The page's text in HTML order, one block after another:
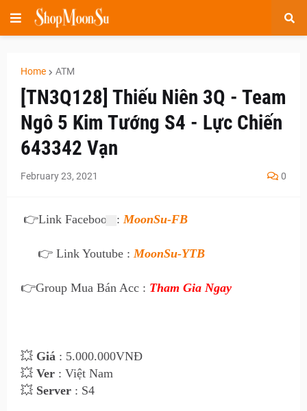
Home ATM
[TN3Q128] Thiếu Niên 3Q - Team
Ngô 5 Kim Tướng S4 - Lực Chiến
643342 Vạn
February 23, 2021 0
👉Link Facebook :MoonSu-FB
👉 Link Youtube : MoonSu-YTB
👉Group Mua Bán Acc : Tham Gia Ngay
💥 Giá : 5.000.000VNĐ
💥 Ver : Việt Nam
💥 Server : S4